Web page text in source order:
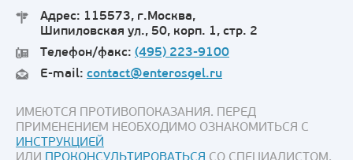
Адрес: 115573, г.Москва,
Шипиловская ул., 50, корп. 1, стр. 2
Телефон/факс: (495) 223-9100
E-mail: contact@enterosgel.ru
ИМЕЮТСЯ ПРОТИВОПОКАЗАНИЯ. ПЕРЕД
ПРИМЕНЕНИЕМ НЕОБХОДИМО ОЗНАКОМИТЬСЯ С
ИНСТРУКЦИЕЙ
ИЛИ ПРОКОНСУЛЬТИРОВАТЬСЯ СО СПЕЦИАЛИСТОМ.